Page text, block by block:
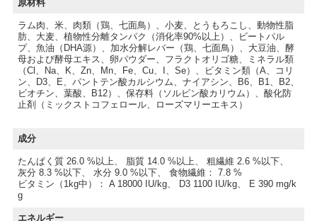
原材料
ラム肉、米、肉類（鶏、七面鳥）、小麦、とうもろこし、動物性脂
肪、大麦、植物性分離タンパク（消化率90%以上）、ビートパル
プ、魚油（DHA源）、加水分解レバー（鶏、七面鳥）、大豆油、酵
母および酵母エキス、卵パウダー、フラクトオリゴ糖、ミネラル類
（Cl、Na、K、Zn、Mn、Fe、Cu、I、Se）、ビタミン類（A、コリ
ン、D3、E、パントテン酸カルシウム、ナイアシン、B6、B1、B2、
ビオチン、葉酸、B12）、保存料（ソルビン酸カリウム）、酸化防
止剤（ミックストコフェロール、ローズマリーエキス）
成分
たんぱく質 26.0 %以上、 脂質 14.0 %以上、 粗繊維 2.6 %以下、
灰分 8.3 %以下、 水分 9.0 %以下、 食物繊維： 7.8 %
ビタミン（1kg中）： A 18000 IU/kg、 D3 1100 IU/kg、 E 390 mg/k
g
エネルギー